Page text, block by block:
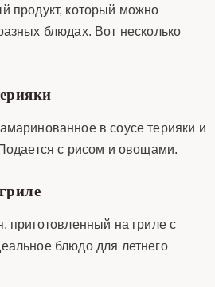
продукт, который можно
блюдах. Вот несколько
в соусе терияки и
с рисом и овощами.
приготовленный на гриле с
блюдо для летнего